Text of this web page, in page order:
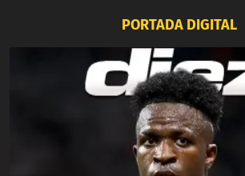
PORTADA DIGITAL